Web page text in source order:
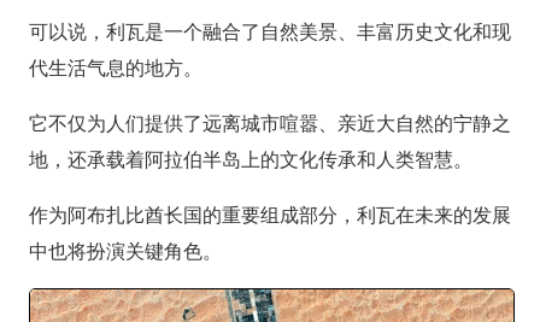
可以说，利瓦是一个融合了自然美景、丰富历史文化和现
代生活气息的地方。
它不仅为人们提供了远离城市喧嚣、亲近大自然的宁静之
地，还承载着阿拉伯半岛上的文化传承和人类智慧。
作为阿布扎比酋长国的重要组成部分，利瓦在未来的发展
中也将扮演关键角色。